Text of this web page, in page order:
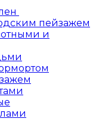
пейзажем
и